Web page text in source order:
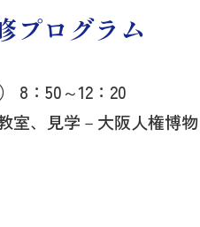
プログラム
8：50～12：20
室、見学－大阪人権博物